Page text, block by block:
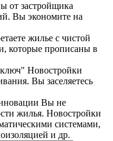
от застройщика
Вы экономите на
жилье с чистой
которые прописаны в
Новостройки
Вы заселяетесь
Вы не
жилья. Новостройки
системами,
и др.